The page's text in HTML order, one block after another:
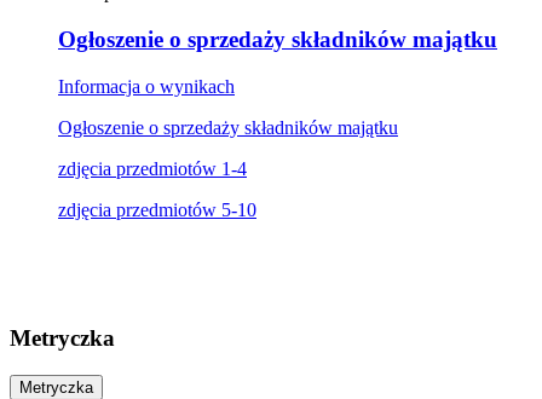
Ogłoszenie o sprzedaży składników majątku
Informacja o wynikach
Ogłoszenie o sprzedaży składników majątku
zdjęcia przedmiotów 1-4
zdjęcia przedmiotów 5-10
Metryczka
Metryczka